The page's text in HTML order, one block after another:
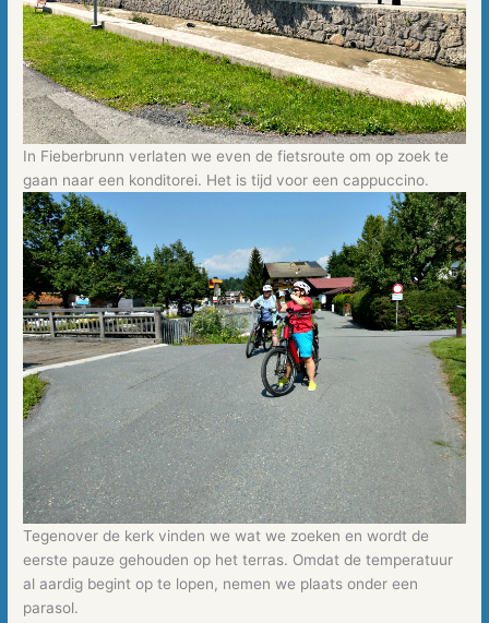
In Fieberbrunn verlaten we even de fietsroute om op zoek te
gaan naar een konditorei. Het is tijd voor een cappuccino.
Tegenover de kerk vinden we wat we zoeken en wordt de
eerste pauze gehouden op het terras. Omdat de temperatuur
al aardig begint op te lopen, nemen we plaats onder een
parasol.